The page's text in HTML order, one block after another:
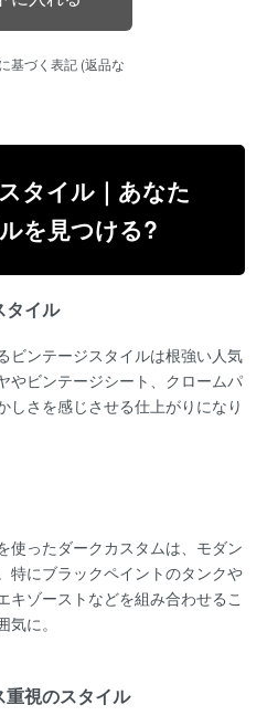
基づく表記 (返品な
タイル｜あなた
を見つける?
タイル
ビンテージスタイルは根強い人気
やビンテージシート、クロームパ
しさを感じさせる仕上がりになり
使ったダークカスタムは、モダン
特にブラックペイントのタンクや
キゾーストなどを組み合わせるこ
に。
視のスタイル